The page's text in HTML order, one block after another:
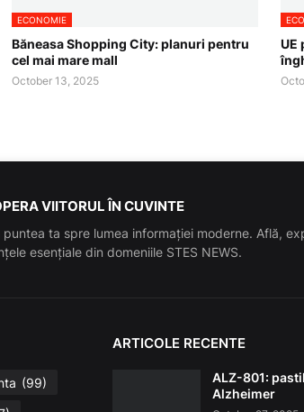
ECONOMIE
Băneasa Shopping City: planuri pentru
cel mai mare mall
October 13, 2025
UE
VIITORUL ÎN CUVINTE
puntea ta spre lumea informației moderne. Află,
esențiale din domeniile STES NEWS.
(99)
ARTICOLE RECENTE
ALZ-801:
Alzheimer